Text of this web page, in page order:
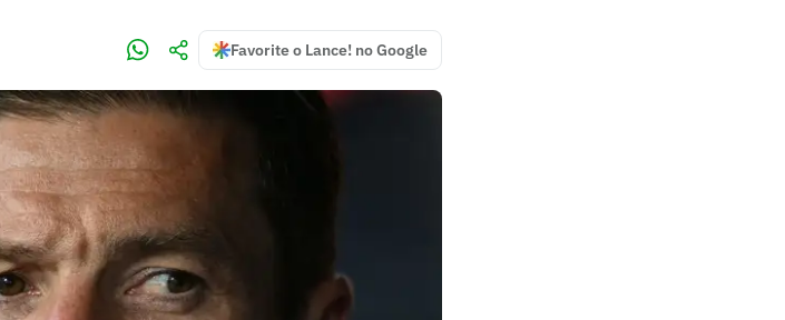
Favorite o Lance! no Google